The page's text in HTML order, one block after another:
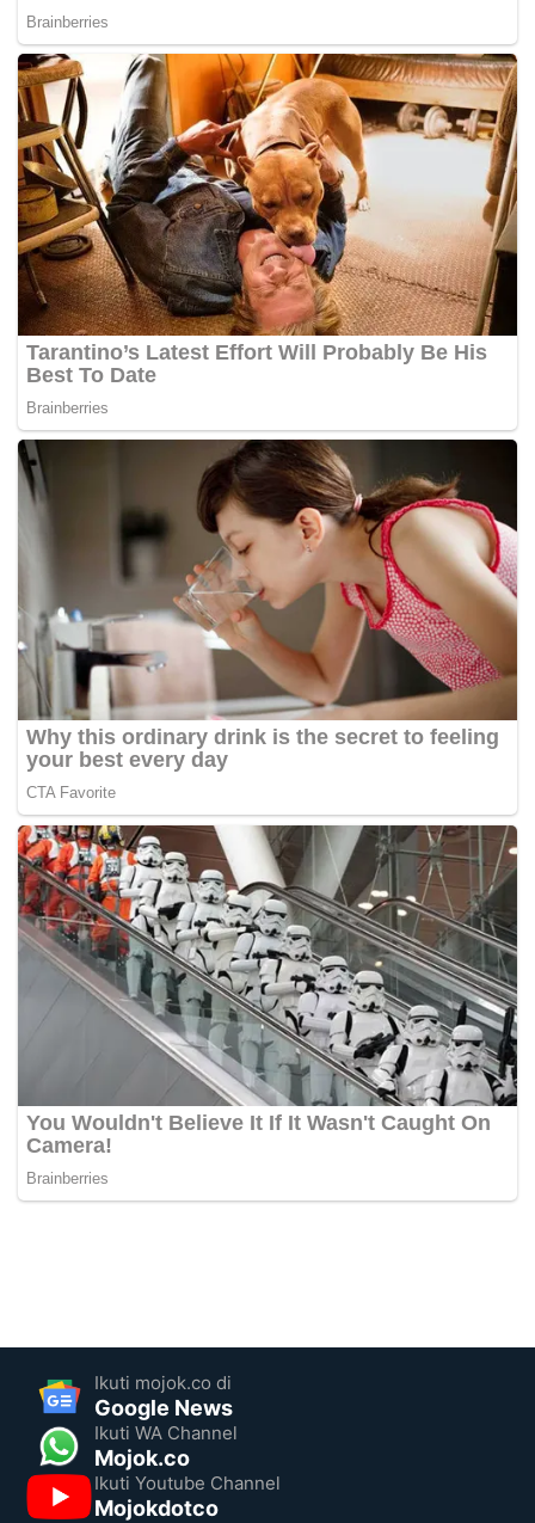
Ikuti mojok.co di
Google News
Ikuti WA Channel
Mojok.co
Ikuti Youtube Channel
Mojokdotco